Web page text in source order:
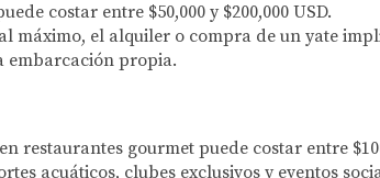
costar entre $50,000 y $200,000 USD.
máximo, el alquiler o compra de un yate
embarcación propia.
restaurantes gourmet puede costar entre
acuáticos, clubes exclusivos y eventos